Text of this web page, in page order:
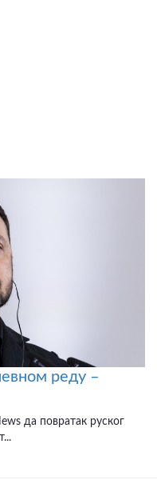
реду –
да повратак руског